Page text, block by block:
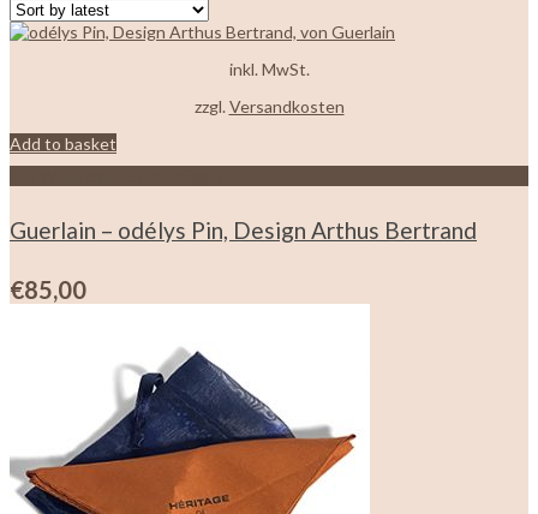
latest
inkl. MwSt.
zzgl. Versandkosten
Add to basket
Guerlain – odélys Pin, Design Arthus Bertrand
€85,00